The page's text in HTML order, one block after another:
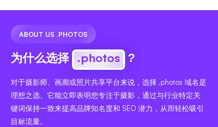
ABOUT US .PHOTOS
为什么选择 .photos ?
对于摄影师、画廊或照片共享平台来说，选择 .photos 域名是
理想之选。它能立即表明您专注于摄影，通过与行业特定关
键词保持一致来提高品牌知名度和 SEO 潜力，从而轻松吸引
目标流量。